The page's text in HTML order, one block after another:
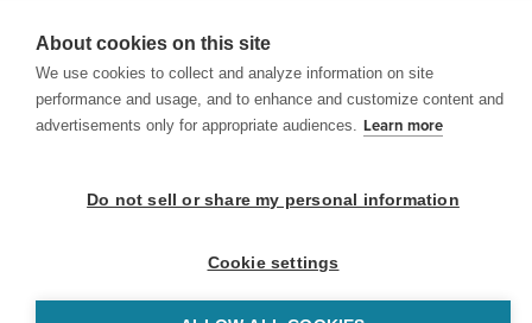
About cookies on this site
We use cookies to collect and analyze information on site
performance and usage, and to enhance and customize content and
advertisements only for appropriate audiences. Learn more
Do not sell or share my personal information
Cookie settings